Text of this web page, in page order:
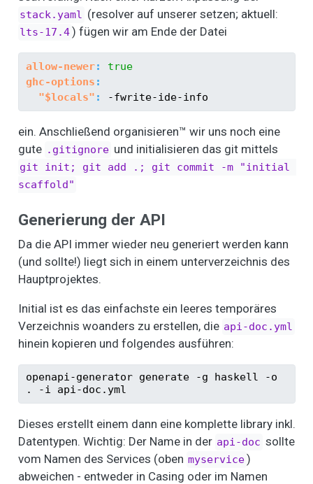
stack.yaml (resolver auf unserer setzen; aktuell:
lts-17.4) fügen wir am Ende der Datei
allow-newer:
true
ghc-options :
"$locals" : -fwrite-ide-info
ein. Anschließend organisieren™ wir uns noch eine
gute .gitignore und initialisieren das git mittels
git init; git add .; git commit -m "initial
scaffold"
Generierung der API
Da die API immer wieder neu generiert werden kann
(und sollte!) liegt sich in einem unterverzeichnis des
Hauptprojektes.
Initial ist es das einfachste ein leeres temporäres
Verzeichnis woanders zu erstellen, die api-doc.yml
hinein kopieren und folgendes ausführen:
openapi-generator generate -g haskell
-o
.
-i api-doc.yml
Dieses erstellt einem dann eine komplette library inkl.
Datentypen. Wichtig: Der Name in der api-doc sollte
vom Namen des Services (oben myservice)
abweichen - entweder in Casing oder im Namen